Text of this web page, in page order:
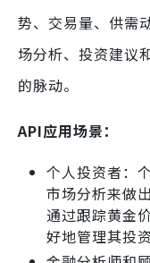
势、交易量、供需
场分析、投资建议
的脉动。
API应用场景：
个人投资者：
市场分析来做
通过跟踪黄金
好地管理其投